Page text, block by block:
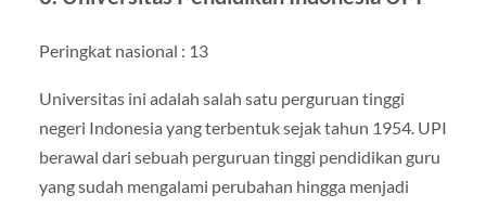
Peringkat nasional : 13
Universitas ini adalah salah satu perguruan tinggi
negeri Indonesia yang terbentuk sejak tahun 1954. UPI
berawal dari sebuah perguruan tinggi pendidikan guru
yang sudah mengalami perubahan hingga menjadi